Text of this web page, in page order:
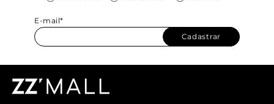
E-mail*
Cadastrar